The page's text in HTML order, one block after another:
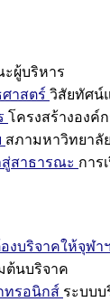
ผู้บริหาร
าสตร์ วิสัยทัศน์
โครงสร้างองค์
สภามหาวิทยาลัย
สู่สาธารณะ การ
งบริจาคให้จุฬาฯ
ต้นบริจาค
ทรอนิกส์ ระบบ